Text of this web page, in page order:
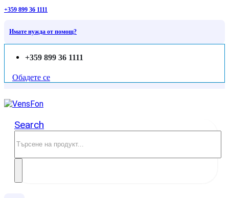
+359 899 36 1111
Имате нужда от помощ?
+359 899 36 1111
Обадете се
Search